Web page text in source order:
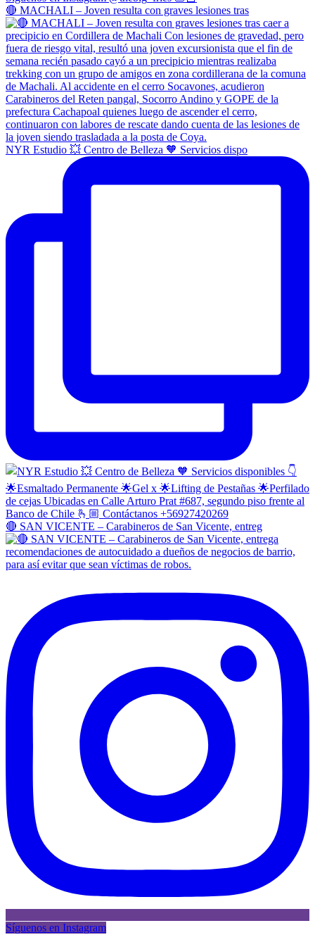
🔴 MACHALI – Joven resulta con graves lesiones tras
NYR Estudio 💥 Centro de Belleza 🧡 Servicios dispo
🔴 SAN VICENTE – Carabineros de San Vicente, entreg
Síguenos en Instagram